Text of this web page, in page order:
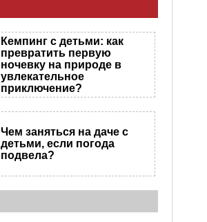
Кемпинг с детьми: как
превратить первую
ночевку на природе в
увлекательное
приключение?
Чем заняться на даче с
детьми, если погода
подвела?